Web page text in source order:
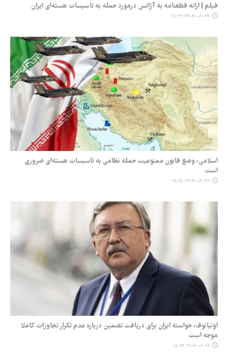
فیلم | ارائه قطعنامه به آژانس‌ درمورد حمله به تاسیسات هسته‌ای ایران
۱۴۰۴-۰۶-۲۴ ۱۵:۲۳
اسلامی: وضع قانون ممنوعیت حمله نظامی به تأسیسات هسته‌ای ضروری
است
۱۴۰۴-۰۶-۲۳ ۱۹:۱۵
اولیانوف: خواسته ایران برای دریافت تضمین درباره عدم تکرار تجاوزات کاملا
موجه است
۱۴۰۴-۰۶-۱۹ ۱۸:۲۷